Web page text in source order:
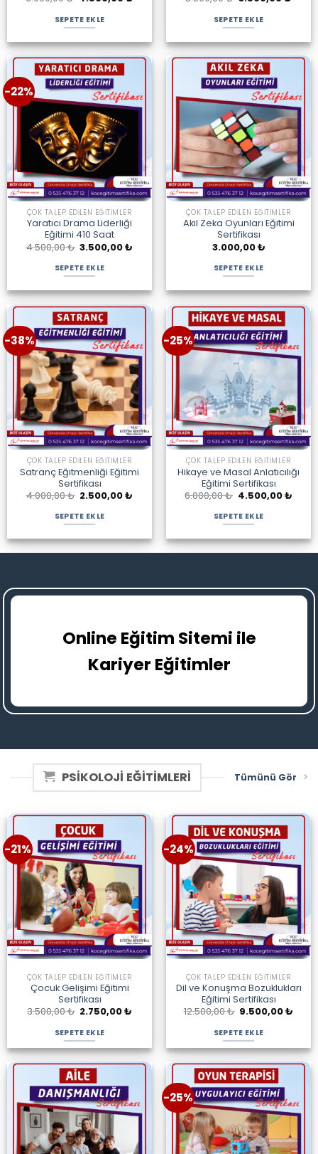
6.000,00 ₺.
SEPETE EKLE 5.500,00 ₺.
SEPETE EKLE
-22%
ÇOK TALEP EDILEN EĞITIMLER
Yaratıcı Drama Liderliği
Eğitimi 410 Saat
4.500,00₺ Orijinal
fiyat:
4.500,00 ₺.
3.500,00₺
SEPETE EKLE
ÇOK TALEP EDILEN EĞITIMLER
Akıl Zeka Oyunları Eğitimi
Sertifikası
3.000,00₺
SEPETE EKLE
-38%
ÇOK TALEP EDILEN EĞITIMLER
Satranç Eğitmenliği Eğitimi
Sertifikası
4.000,00₺ Orijinal
fiyat:
4.000,00 ₺.
2.500,00₺
SEPETE EKLE
-25%
ÇOK TALEP EDILEN EĞITIMLER
Hikaye ve Masal Anlatıcılığı
Eğitimi Sertifikası
6.000,00₺ Orijinal
fiyat:
6.000,00 ₺.
4.500,00₺Şu
SEPETE EKLE
Online Eğitim Sitemi ile
Kariyer Eğitimler
PSİKOLOJİ EĞİTİMLERİ Tümünü Gör
-21%
ÇOK TALEP EDILEN EĞITIMLER
Çocuk Gelişimi Eğitimi
Sertifikası
3.500,00₺ Orijinal
3.500,00 ₺.
2.750,00₺
SEPETE EKLE
-24%
ÇOK TALEP EDILEN EĞITIMLER
Dil ve Konuşma Bozuklukları
Eğitimi Sertifikası
12.500,00₺ Orijinal
12.500,00 ₺.
9.500,00₺
SEPETE EKLE
-25%